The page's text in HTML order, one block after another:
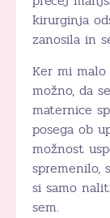
kirurginja
zanosila in
Ker mi
možno, da
maternice
posega ob
možnost
spremenilo,
si samo
sem.